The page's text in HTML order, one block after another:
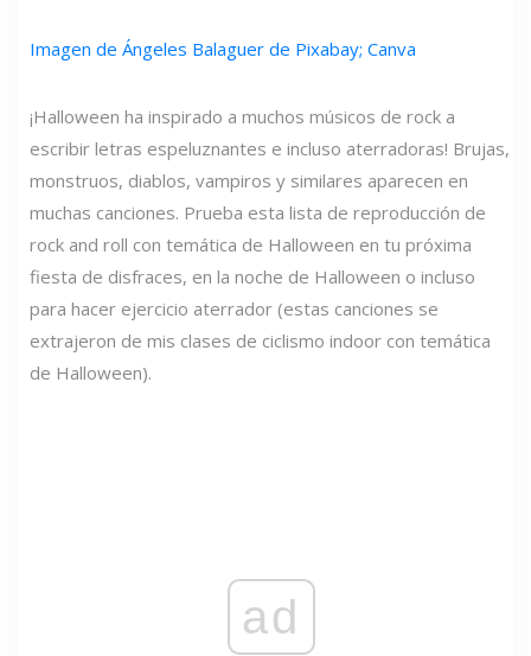
Imagen de Ángeles Balaguer de Pixabay; Canva
¡Halloween ha inspirado a muchos músicos de rock a
escribir letras espeluznantes e incluso aterradoras! Brujas,
monstruos, diablos, vampiros y similares aparecen en
muchas canciones. Prueba esta lista de reproducción de
rock and roll con temática de Halloween en tu próxima
fiesta de disfraces, en la noche de Halloween o incluso
para hacer ejercicio aterrador (estas canciones se
extrajeron de mis clases de ciclismo indoor con temática
de Halloween).
ad